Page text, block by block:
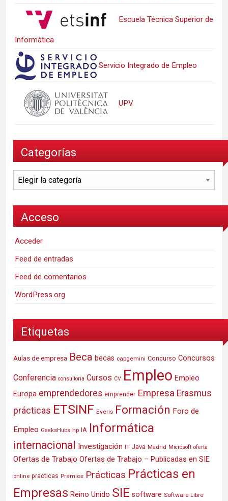
Escuela Técnica Superior de
Informática
Servicio Integrado de Empleo
UPV
Categorías
Categorías
Acceso
Acceder
Feed de entradas
Feed de comentarios
WordPress.org
Etiquetas
Aulas de empresa Beca becas capgemini Concurso Concursos
Conferencia consultoria Cursos CV Empleo Empleo
Europa emprendedores emprender Empresa Erasmus
prácticas ETSINF Everis Formación Foro de
Empleo GeeksHubs hp IA Informática
internacional Investigación IT Java Madrid Microsoft oferta
Ofertas de Trabajo Ofertas de Trabajo – Publicadas en SIE
online practicas Premios Prácticas Prácticas en
Empresas Reino Unido SIE software Software Libre